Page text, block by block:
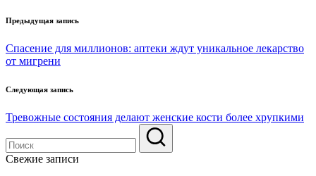
Навигация
по
записям
Предыдущая запись
Спасение для миллионов: аптеки ждут уникальное лекарство
от мигрени
Следующая запись
Тревожные состояния делают женские кости более хрупкими
Свежие записи